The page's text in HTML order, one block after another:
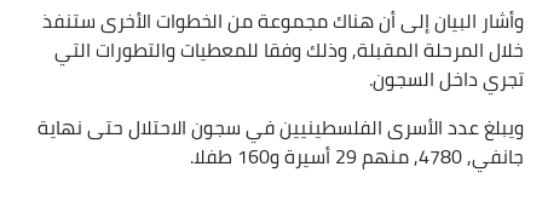
وأشار البيان إلى أن هناك مجموعة من الخطوات الأخرى ستنفذ
خلال المرحلة المقبلة, وذلك وفقا للمعطيات والتطورات التي
تجري داخل السجون.
ويبلغ عدد الأسرى الفلسطينيين في سجون الاحتلال حتى نهاية
جانفي, 4780, منهم 29 أسيرة و160 طفلا.